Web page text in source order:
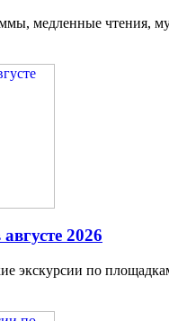
медленные чтения,
2026
экскурсии по